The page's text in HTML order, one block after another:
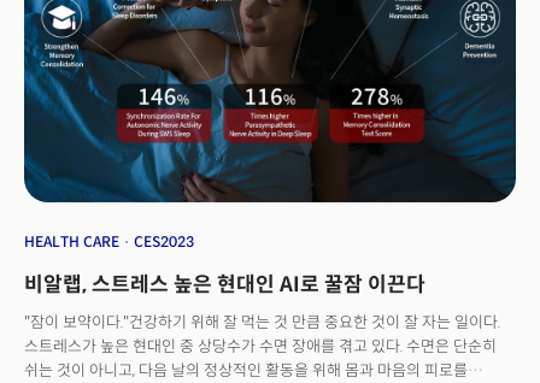
HEALTH CARE CES2023
비알랩, 스트레스 높은 현대인 AI로 꿀잠 이끈다
"잠이 보약이다."건강하기 위해 잘 먹는 것 만큼 중요한 것이 잘 자는 일이다.
스트레스가 높은 현대인 중 상당수가 수면 장애를 겪고 있다. 수면은 단순히
쉬는 것이 아니고, 다음 날의 정상적인 활동을 위해 몸과 마음의 피로를